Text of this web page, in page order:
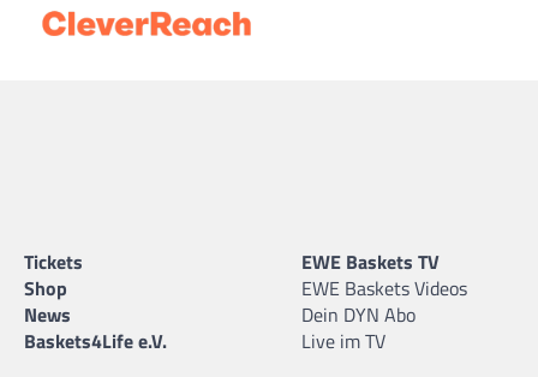
Tickets
Shop
News
Baskets4Life e.V.
EWE Baskets TV
EWE Baskets Videos
Dein DYN Abo
Live im TV